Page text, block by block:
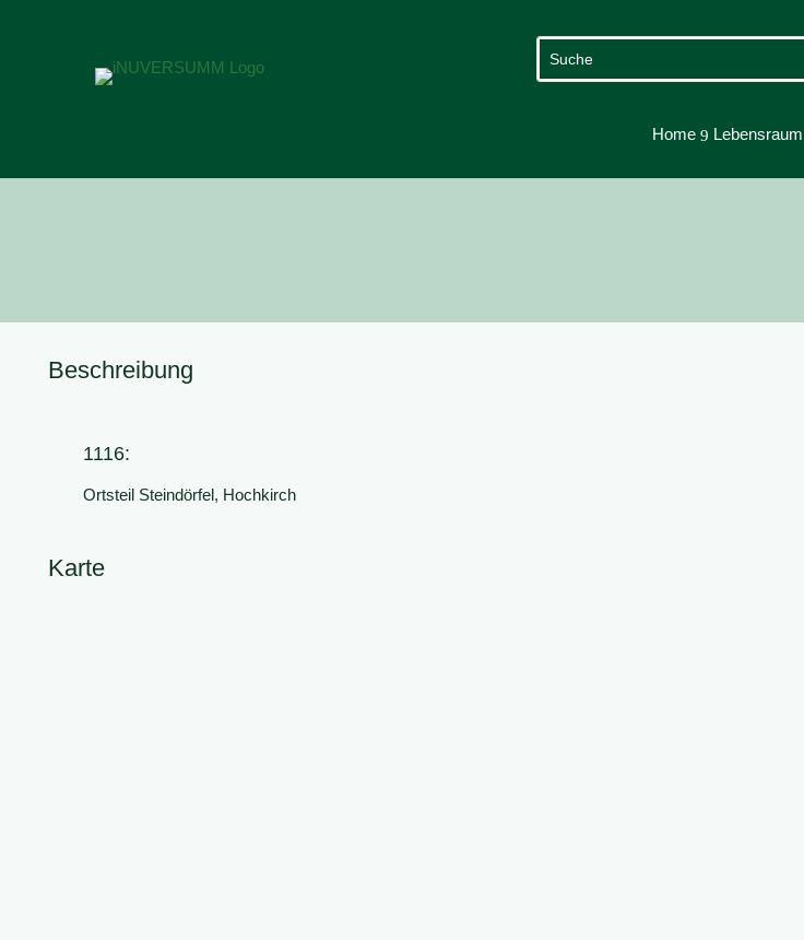
Home 9 Lebensraum
Beschreibung
1116:
Ortsteil Steindörfel, Hochkirch
Karte